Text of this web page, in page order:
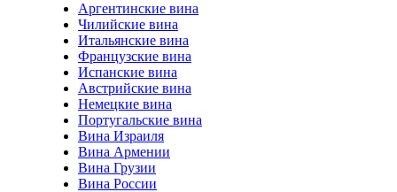
Аргентинские вина
Чилийские вина
Итальянские вина
Французские вина
Испанские вина
Австрийские вина
Немецкие вина
Португальские вина
Вина Израиля
Вина Армении
Вина Грузии
Вина России